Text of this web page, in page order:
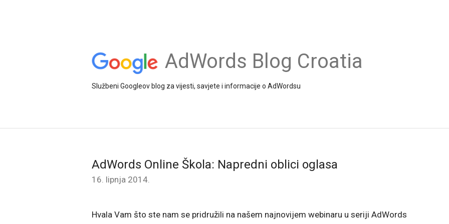
AdWords Blog Croatia
Službeni Googleov blog za vijesti, savjete i informacije o AdWordsu
AdWords Online Škola: Napredni oblici oglasa
16. lipnja 2014.
Hvala Vam što ste nam se pridružili na našem najnovijem webinaru u seriji AdWords